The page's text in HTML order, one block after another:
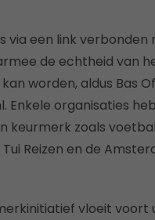
via een link verbonden
de echtheid van
worden, aldus Bas
Enkele organisaties
keurmerk zoals
Reizen en de
vloeit voort